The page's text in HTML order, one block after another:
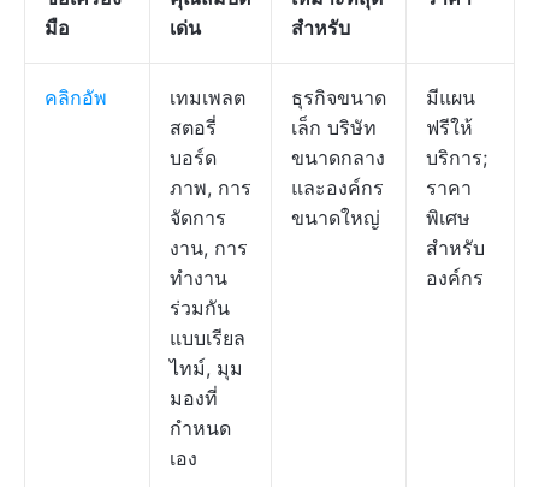
มือ
เด่น
สำหรับ
คลิกอัพ
เทมเพลต
สตอรี่
บอร์ด
ภาพ, การ
จัดการ
งาน, การ
ทำงาน
ร่วมกัน
แบบเรียล
ไทม์, มุม
มองที่
กำหนด
เอง
ธุรกิจขนาด
เล็ก บริษัท
ขนาดกลาง
และองค์กร
ขนาดใหญ่
มีแผน
ฟรีให้
บริการ;
ราคา
พิเศษ
สำหรับ
องค์กร